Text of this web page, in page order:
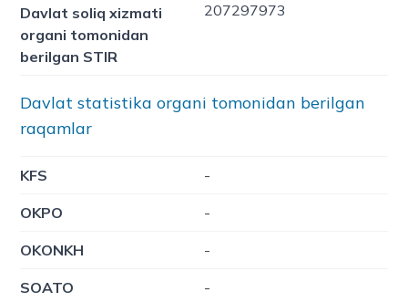
Davlat soliq xizmati
organi tomonidan
berilgan STIR
207297973
Davlat statistika organi tomonidan berilgan
raqamlar
KFS -
OKPO -
OKONKH -
SOATO -